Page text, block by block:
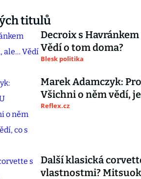
titulů
Decroix s
Vědí o tom doma?
Blesk politika
Marek Adamczyk:
Všichni o něm vědí,
Reflex.cz
Další klasická
vlastnostmi?